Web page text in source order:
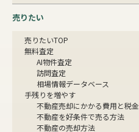
売りたい
売りたいTOP
無料査定
AI物件査定
訪問査定
相場情報データベース
手残りを増やす
不動産売却にかかる費用と税金
不動産を好条件で売る方法
不動産の売却方法